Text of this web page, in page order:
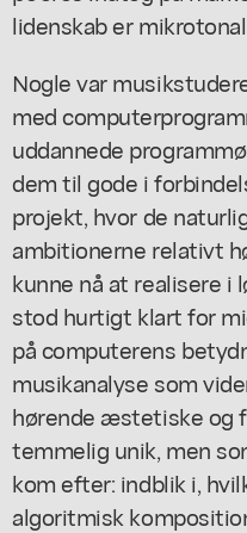
lidenskab er
Nogle var
med
uddannede
dem til gode i
projekt, hvor de
ambitionerne relativt
kunne nå at realisere i
stod hurtigt klart for
på computerens
musikanalyse som
hørende æstetiske og
temmelig unik, men
kom efter: indblik i,
algoritmisk